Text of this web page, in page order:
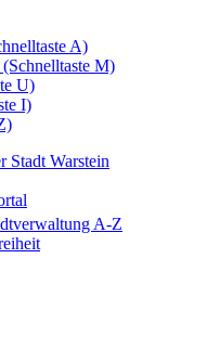
A)
M)
U)
I)
A-Z